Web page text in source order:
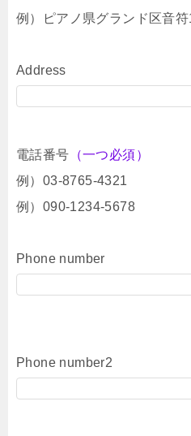
例）ピアノ県グランド区音
Address
電話番号 （一つ必須）
例）03-8765-4321
例）090-1234-5678
Phone number
Phone number2